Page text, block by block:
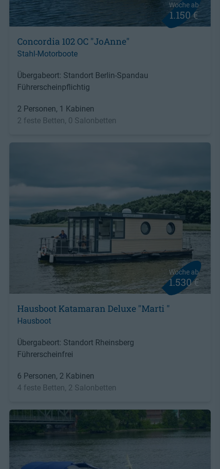
Concordia 102 OC "JoAnne"
Stahl-Motorboote
Übergabeort: Standort Berlin-Spandau
Führerscheinpflichtig
2 Personen, 1 Kabinen
2 feste Betten, 0 Salonbetten
Woche ab
1.150 €
Hausboot Katamaran Deluxe "Marti "
Hausboot
Übergabeort: Standort Rheinsberg
Führerscheinfrei
6 Personen, 2 Kabinen
4 feste Betten, 2 Salonbetten
Woche ab
1.530 €